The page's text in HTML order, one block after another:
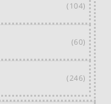
(104)
(60)
(246)